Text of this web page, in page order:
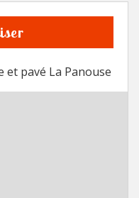
et pavé La Panouse